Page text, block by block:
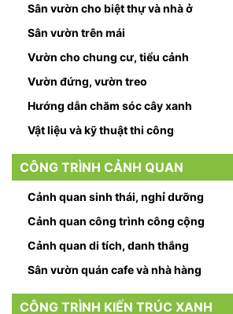
Sân vườn cho biệt thự và nhà ở
Sân vườn trên mái
Vườn cho chung cư, tiểu cảnh
Vườn đứng, vườn treo
Hướng dẫn chăm sóc cây xanh
Vật liệu và kỹ thuật thi công
CÔNG TRÌNH CẢNH QUAN
Cảnh quan sinh thái, nghỉ dưỡng
Cảnh quan công trình công cộng
Cảnh quan di tích, danh thắng
Sân vườn quán cafe và nhà hàng
CÔNG TRÌNH KIẾN TRÚC XANH